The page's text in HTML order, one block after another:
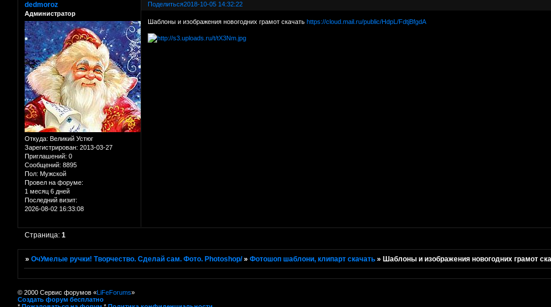
Поделиться2018-10-05 14:32:22
dedmoroz
Администратор
Откуда: Великий Устюг
Зарегистрирован: 2013-03-27
Приглашений: 0
Сообщений: 8895
Пол: Мужской
Провел на форуме:
1 месяц 6 дней
Последний визит:
2026-08-02 16:33:08
Шаблоны и изображения новогодних грамот скачатьhttps://cloud.mail.ru/public/HdpL/FdtjBfgdA
Страница:1
»ОчУмелые ручки! Творчество. Сделай сам. Фото. Photoshop/ »Фотошоп шаблони, клипарт скачать » Шаблоны и изображения новогодних грамот
© 2000 Сервис форумов «LiFeForums»
Создать форум бесплатно